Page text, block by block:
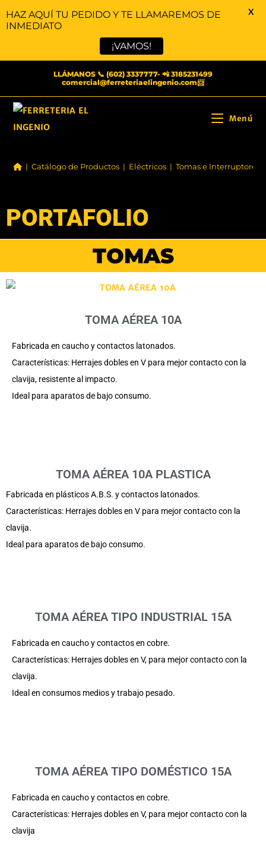
LLÁMANOS 📞 (602) 3337777- 📲 3185231499
comercial@ferreteriaelingenio.com📨
Menú
| Catálogo de Productos | Eléctricos | Tomas e Interruptores
PORTAFOLIO
TOMAS
TOMA AÉREA 10A
Fabricada en caucho y contactos latonados.
Características: Herrajes dobles en V para mejor contacto con la
clavija, resistente al impacto.
Ideal para aparatos de bajo consumo.
TOMA AÉREA 10A PLASTICA
Fabricada en plásticos A.B.S. y contactos latonados.
Características: Herrajes dobles en V para mejor contacto con la
clavija.
Ideal para aparatos de bajo consumo.
TOMA AÉREA TIPO INDUSTRIAL 15A
Fabricada en caucho y contactos en cobre.
Características: Herrajes dobles en V, para mejor contacto con la
clavija.
Ideal en consumos medios y trabajo pesado.
TOMA AÉREA TIPO DOMÉSTICO 15A
Fabricada en caucho y contactos en cobre.
Características: Herrajes dobles en V, para mejor contacto con la
clavija
HAZ AQUÍ TU PEDIDO Y TE LLAMAREMOS DE
INMEDIATO
¡VAMOS!
X